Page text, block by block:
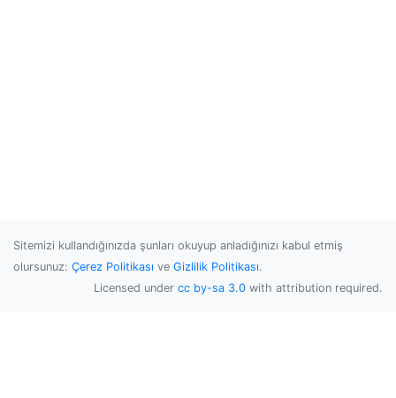
Sitemizi kullandığınızda şunları okuyup anladığınızı kabul etmiş
olursunuz: Çerez Politikası ve Gizlilik Politikası.
Licensed under cc by-sa 3.0 with attribution required.